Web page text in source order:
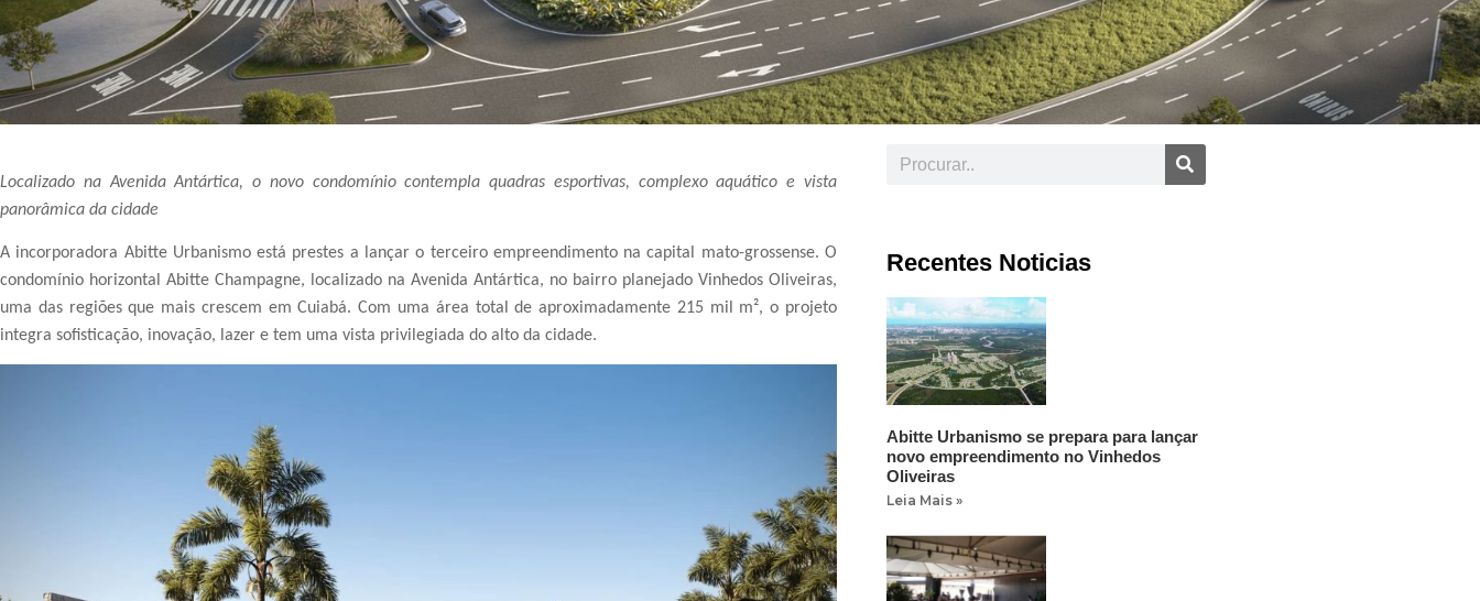
Localizado na Avenida Antártica, o novo condomínio contempla quadras esportivas, complexo aquático e vista
panorâmica da cidade
A incorporadora Abitte Urbanismo está prestes a lançar o terceiro empreendimento na capital mato-grossense. O
condomínio horizontal Abitte Champagne, localizado na Avenida Antártica, no bairro planejado Vinhedos Oliveiras,
uma das regiões que mais crescem em Cuiabá. Com uma área total de aproximadamente 215 mil m², o projeto
integra sofisticação, inovação, lazer e tem uma vista privilegiada do alto da cidade.
Recentes Noticias
Abitte Urbanismo se prepara para lançar
novo empreendimento no Vinhedos
Oliveiras
Leia Mais »